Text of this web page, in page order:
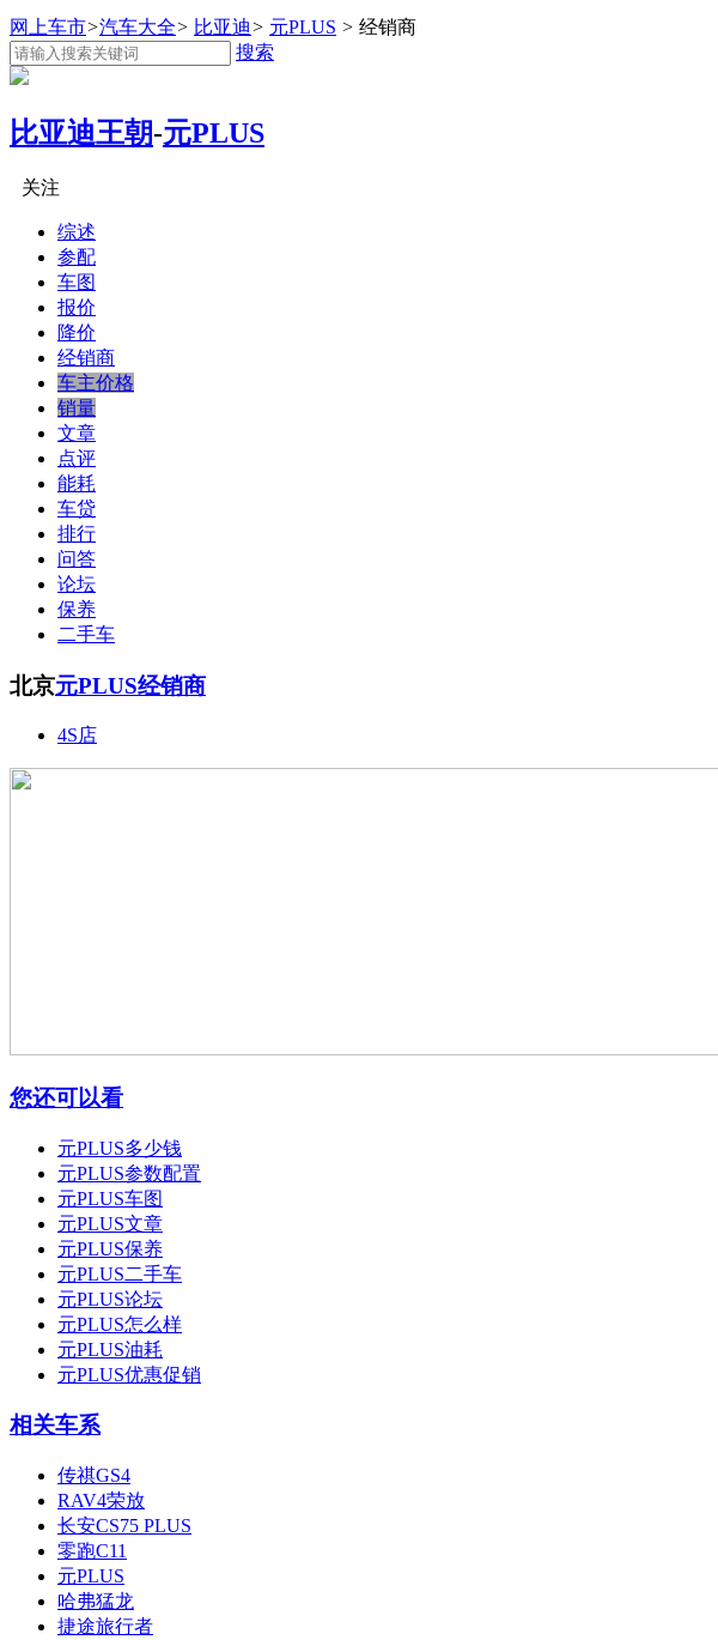
网上车市>汽车大全> 比亚迪> 元PLUS > 经销商
搜索
比亚迪王朝-元PLUS
关注
综述
参配
车图
报价
降价
经销商
车主价格
销量
文章
点评
能耗
车贷
排行
问答
论坛
保养
二手车
北京元PLUS经销商
4S店
您还可以看
元PLUS多少钱
元PLUS参数配置
元PLUS车图
元PLUS文章
元PLUS保养
元PLUS二手车
元PLUS论坛
元PLUS怎么样
元PLUS油耗
元PLUS优惠促销
相关车系
传祺GS4
RAV4荣放
长安CS75 PLUS
零跑C11
元PLUS
哈弗猛龙
捷途旅行者